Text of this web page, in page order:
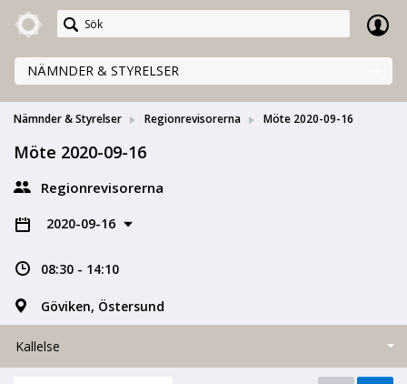
Meetings+
NÄMNDER & STYRELSER
Nämnder & Styrelser Regionrevisorerna Möte 2020-09-16
Möte 2020-09-16
Regionrevisorerna
2020-09-16
08:30 - 14:10
Göviken, Östersund
Kallelse